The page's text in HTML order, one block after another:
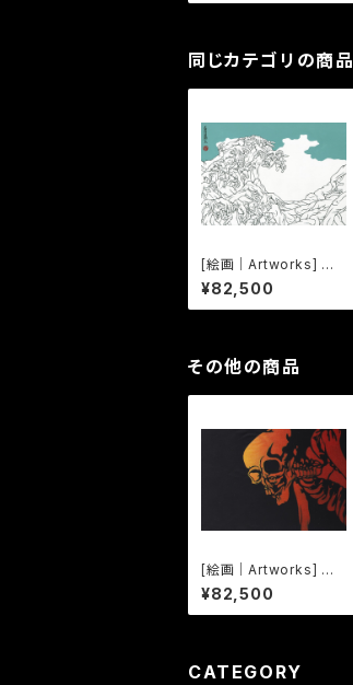
同じカテゴリの商品
[絵画｜Artworks] 三
十三応現身波図 -明日
への精神- 11
¥82,500
その他の商品
[絵画｜Artworks] しゃ
れこうべ Sharekoub
e -02-
¥82,500
CATEGORY